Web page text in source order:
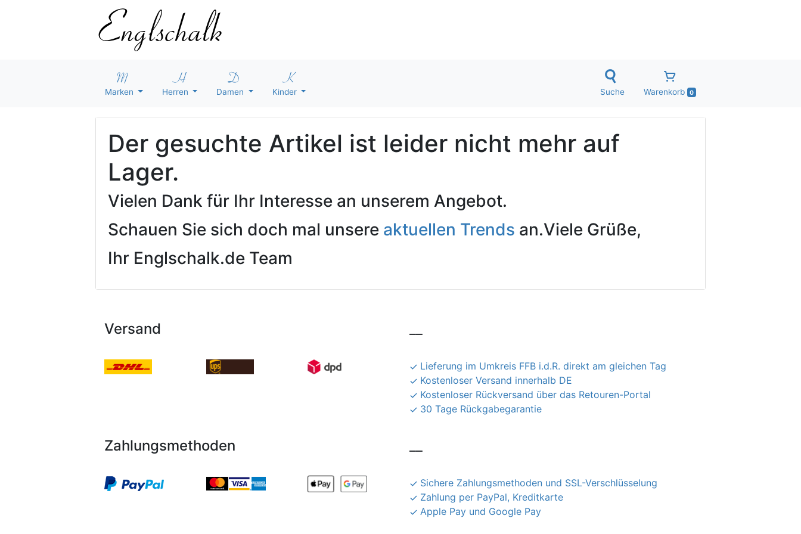
Marken Herren Damen Kinder Suche Warenkorb 0
Der gesuchte Artikel ist leider nicht mehr auf
Lager.
Vielen Dank für Ihr Interesse an unserem Angebot.
Schauen Sie sich doch mal unsere aktuellen Trends an.Viele Grüße,
Ihr Englschalk.de Team
Versand
Lieferung im Umkreis FFB i.d.R. direkt am gleichen Tag
Kostenloser Versand innerhalb DE
Kostenloser Rückversand über das Retouren-Portal
30 Tage Rückgabegarantie
Zahlungsmethoden
Sichere Zahlungsmethoden und SSL-Verschlüsselung
Zahlung per PayPal, Kreditkarte
Apple Pay und Google Pay